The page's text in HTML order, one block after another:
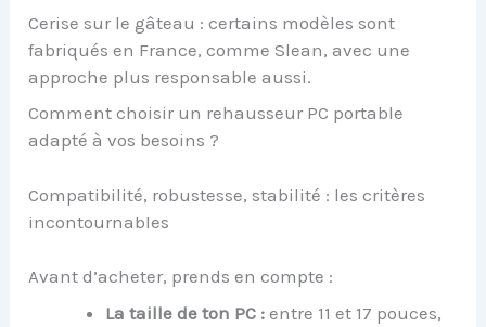
Cerise sur le gâteau : certains modèles sont
fabriqués en France, comme Slean, avec une
approche plus responsable aussi.
Comment choisir un rehausseur PC portable
adapté à vos besoins ?
Compatibilité, robustesse, stabilité : les critères
incontournables
Avant d’acheter, prends en compte :
La taille de ton PC : entre 11 et 17 pouces,